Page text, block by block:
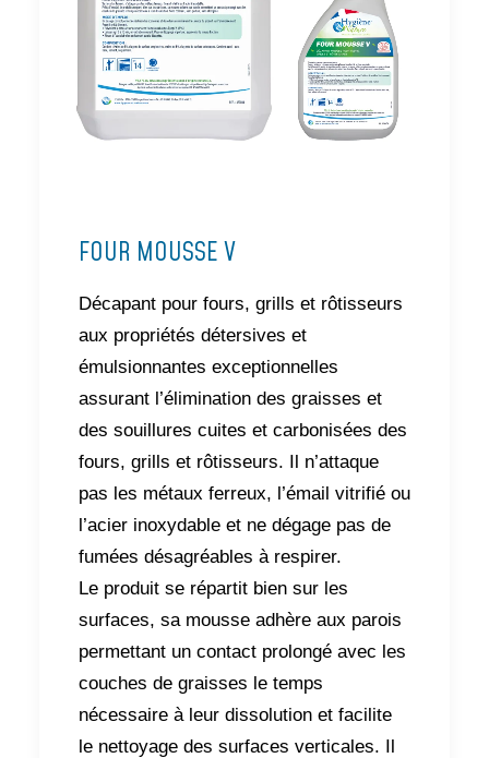
FOUR MOUSSE V
Décapant pour fours, grills et rôtisseurs
aux propriétés détersives et
émulsionnantes exceptionnelles
assurant l’élimination des graisses et
des souillures cuites et carbonisées des
fours, grills et rôtisseurs. Il n’attaque
pas les métaux ferreux, l’émail vitrifié ou
l’acier inoxydable et ne dégage pas de
fumées désagréables à respirer.
Le produit se répartit bien sur les
surfaces, sa mousse adhère aux parois
permettant un contact prolongé avec les
couches de graisses le temps
nécessaire à leur dissolution et facilite
le nettoyage des surfaces verticales. Il